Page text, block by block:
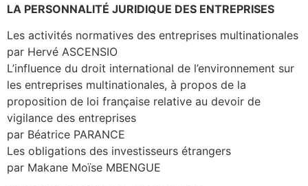
LA PERSONNALITÉ JURIDIQUE DES ENTREPRISES
Les activités normatives des entreprises multinationales
par Hervé ASCENSIO
L’influence du droit international de l’environnement sur
les entreprises multinationales, à propos de la
proposition de loi française relative au devoir de
vigilance des entreprises
par Béatrice PARANCE
Les obligations des investisseurs étrangers
par Makane Moïse MBENGUE